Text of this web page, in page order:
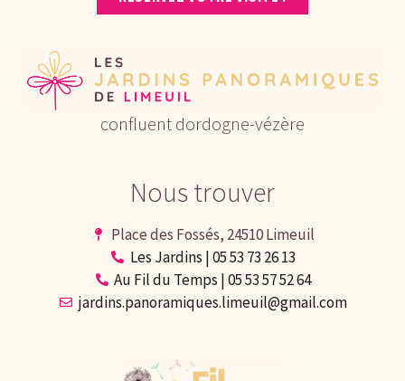
confluent dordogne-vézère
Nous trouver
Place des Fossés, 24510 Limeuil
Les Jardins | 05 53 73 26 13
Au Fil du Temps | 05 53 57 52 64
jardins.panoramiques.limeuil@gmail.com